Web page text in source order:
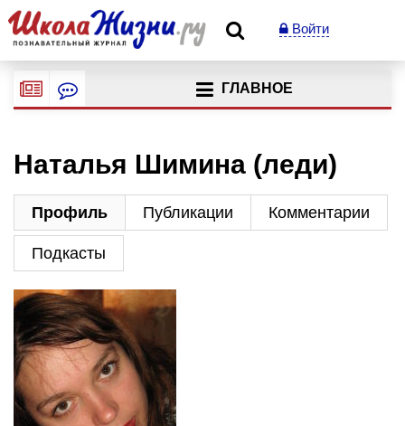
Войти
ГЛАВНОЕ
Наталья Шимина (леди)
Профиль Публикации Комментарии
Подкасты